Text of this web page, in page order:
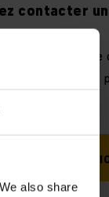
also share
contacter
le formulaire
nous ferons un
UNE